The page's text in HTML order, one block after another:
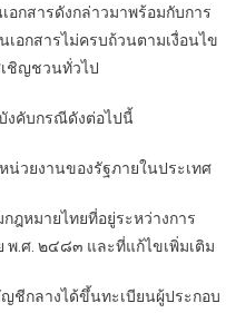
อกสารดังกล่าวมาพร้อมกับการ
อกสารไม่ครบถ้วนตามเงื่อนไข
เชิญชวนทั่วไป
บกรณีดังต่อไปนี้
านของรัฐภายในประเทศ
ฎหมายไทยที่อยู่ระหว่างการ
.ศ. ๒๔๘๓ และที่แก้ไขเพิ่มเติม
างได้ขึ้นทะเบียนผู้ประกอบ